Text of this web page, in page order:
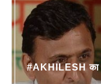
#AKHILESH का